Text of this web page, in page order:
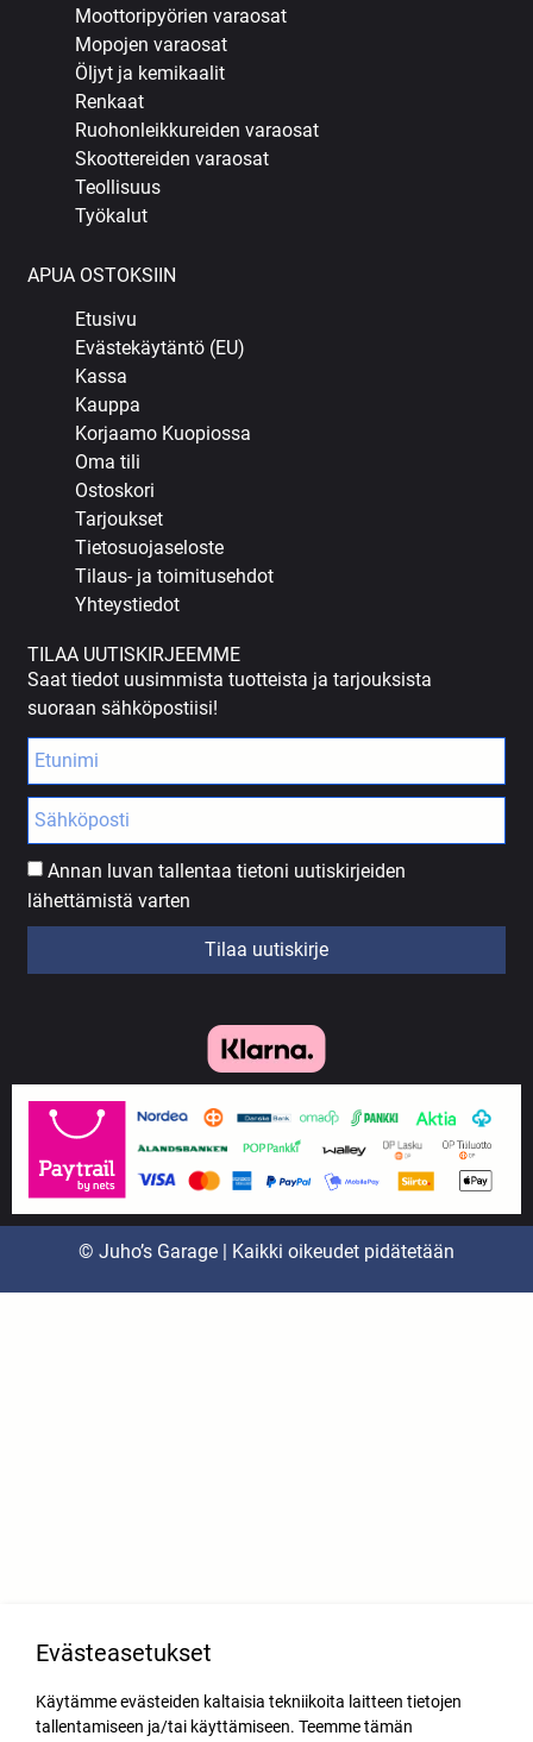
Moottoripyörien varaosat
Mopojen varaosat
Öljyt ja kemikaalit
Renkaat
Ruohonleikkureiden varaosat
Skoottereiden varaosat
Teollisuus
Työkalut
APUA OSTOKSIIN
Etusivu
Evästekäytäntö (EU)
Kassa
Kauppa
Korjaamo Kuopiossa
Oma tili
Ostoskori
Tarjoukset
Tietosuojaseloste
Tilaus- ja toimitusehdot
Yhteystiedot
TILAA UUTISKIRJEEMME
Saat tiedot uusimmista tuotteista ja tarjouksista
suoraan sähköpostiisi!
Annan luvan tallentaa tietoni uutiskirjeiden
lähettämistä varten
Tilaa uutiskirje
© Juho’s Garage | Kaikki oikeudet pidätetään
Evästeasetukset
Käytämme evästeiden kaltaisia tekniikoita laitteen tietojen
tallentamiseen ja/tai käyttämiseen. Teemme tämän